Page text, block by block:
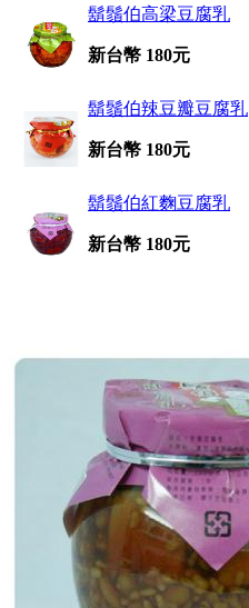
鬍鬚伯高梁豆腐乳
新台幣 180元
鬍鬚伯辣豆瓣豆腐乳
新台幣 180元
鬍鬚伯紅麴豆腐乳
新台幣 180元